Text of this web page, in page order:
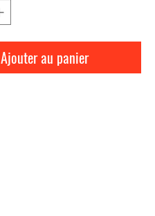
Ajouter au panier